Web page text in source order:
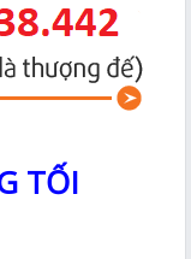
TỐI